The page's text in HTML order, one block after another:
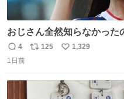
おじさん全然知らなかった
（日向坂46）はマリサポだ
っこりしていただいたので
返
信
4
リ
125
い
数
1,329
1日前